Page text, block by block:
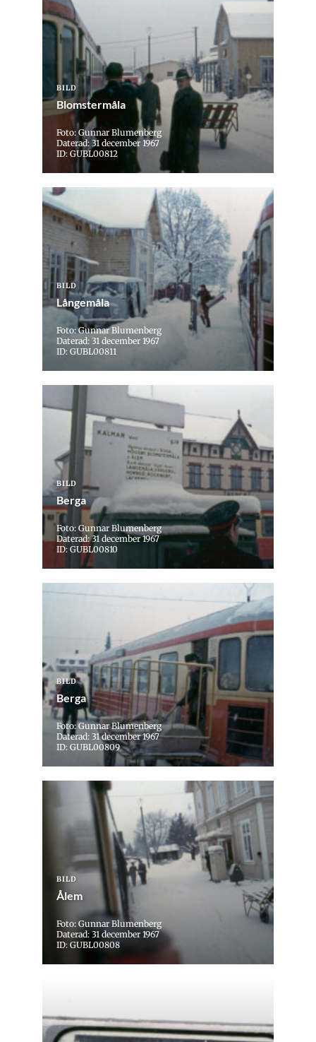
BILD
Blomstermåla
Foto: Gunnar Blumenberg
Daterad: 31 december 1967
ID: GUBL00812
BILD
Långemåla
Foto: Gunnar Blumenberg
Daterad: 31 december 1967
ID: GUBL00811
BILD
Berga
Foto: Gunnar Blumenberg
Daterad: 31 december 1967
ID: GUBL00810
BILD
Berga
Foto: Gunnar Blumenberg
Daterad: 31 december 1967
ID: GUBL00809
BILD
Ålem
Foto: Gunnar Blumenberg
Daterad: 31 december 1967
ID: GUBL00808